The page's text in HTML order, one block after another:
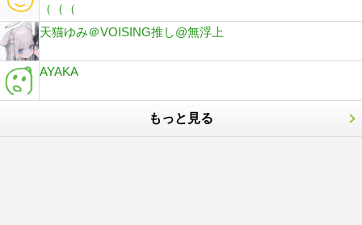
（（（
天猫ゆみ＠VOISING推し@無浮上
AYAKA
もっと見る